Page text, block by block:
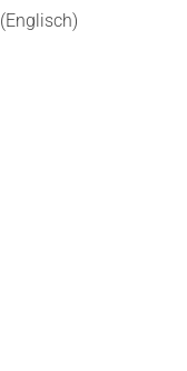
(Englisch)